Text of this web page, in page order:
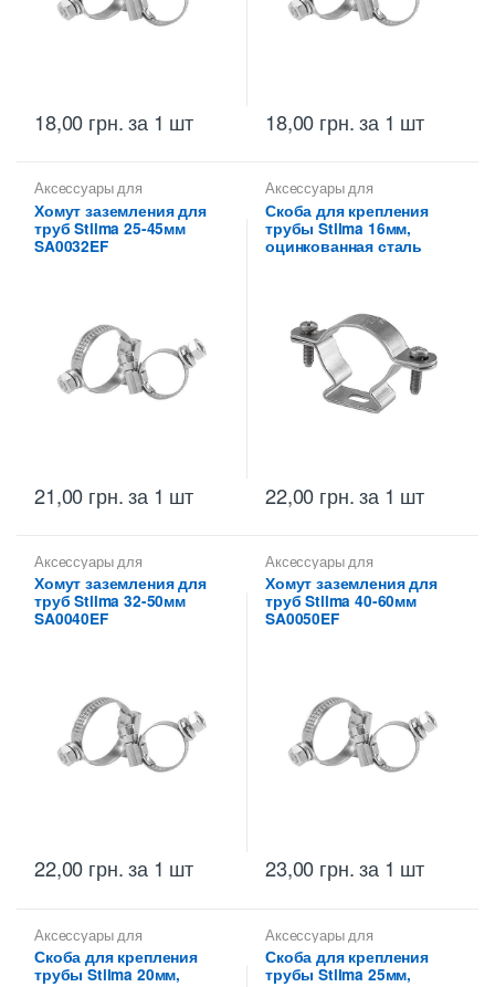
18,00 грн. за 1 шт 18,00 грн. за 1 шт
Аксессуары для
металлических труб
монтажные для
металлических труб Stilma
Хомут заземления для
труб Stilma 25-45мм
SA0032EF
21,00 грн. за 1 шт
Аксессуары для
металлических труб
монтажные для
металлических труб Stilma
Скоба для крепления
трубы Stilma 16мм,
оцинкованная сталь
22,00 грн. за 1 шт
Аксессуары для
металлических труб
монтажные для
металлических труб Stilma
Хомут заземления для
труб Stilma 32-50мм
SA0040EF
22,00 грн. за 1 шт
Аксессуары для
металлических труб
монтажные для
металлических труб Stilma
Хомут заземления для
труб Stilma 40-60мм
SA0050EF
23,00 грн. за 1 шт
Аксессуары для
металлических труб
монтажные для
металлических труб Stilma
Скоба для крепления
трубы Stilma 20мм,
Аксессуары для
металлических труб
монтажные для
металлических труб Stilma
Скоба для крепления
трубы Stilma 25мм,